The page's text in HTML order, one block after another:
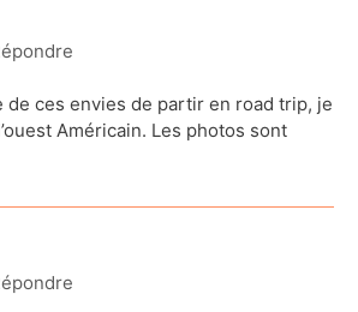
de ces envies de partir en road trip, je
Américain. Les photos sont